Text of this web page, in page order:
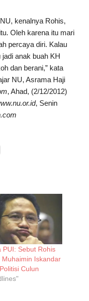
kenalnya Rohis,
Oleh karena itu mari
percaya diri. Kalau
anak buah KH
dan berani,” kata
NU, Asrama Haji
, Ahad, (2/12/2012)
, Senin
PUI: Sebut Rohis
Muhaimin Iskandar
Culun